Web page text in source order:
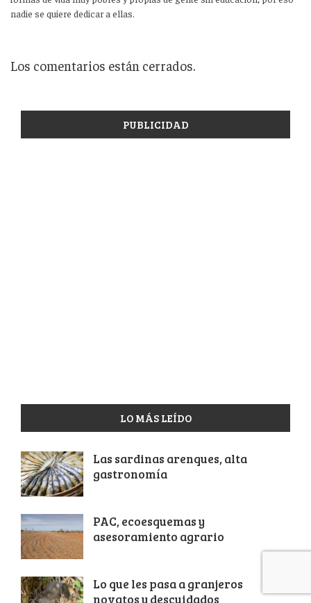
nadie se quiere dedicar a ellas.
Los comentarios están cerrados.
PUBLICIDAD
LO MÁS LEÍDO
Las sardinas arenques, alta
gastronomía
PAC, ecoesquemas y
asesoramiento agrario
Lo que les pasa a granjeros
novatos y descuidados